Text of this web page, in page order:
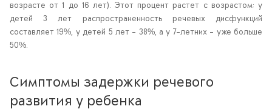
возрасте от 1 до 16 лет). Этот процент растет с возрастом: у
детей 3 лет распространенность речевых дисфункций
составляет 19%, у детей 5 лет – 38%, а у 7-летних – уже больше
50%.
Симптомы задержки речевого
развития у ребенка